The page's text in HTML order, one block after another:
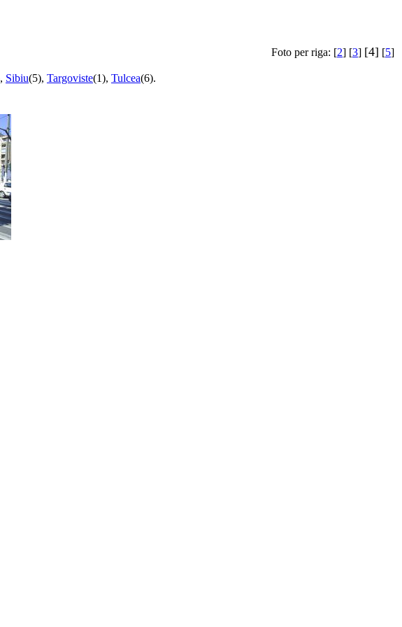
Sibiu(5), Targoviste(1), Tulcea(6).
Foto per riga: [2] [3] [4] [5]